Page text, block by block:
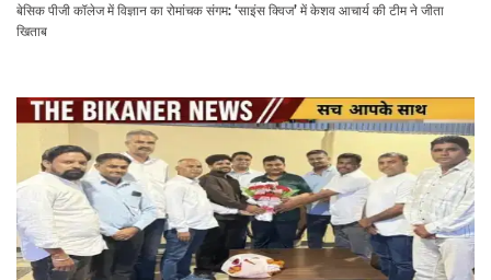
बेसिक पीजी कॉलेज में विज्ञान का रोमांचक संगम: ‘साइंस क्विज’ में केशव आचार्य की टीम ने जीता
खिताब